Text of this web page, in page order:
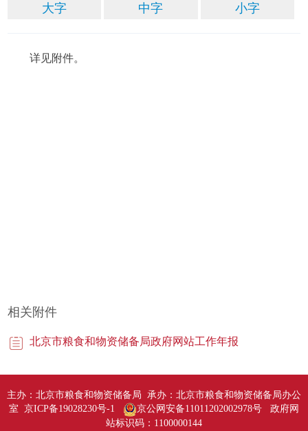
大字 中字 小字
详见附件。
相关附件
北京市粮食和物资储备局政府网站工作年报
主办：北京市粮食和物资储备局 承办：北京市粮食和物资储备局办公
室 京ICP备19028230号-1
京公网安备11011202002978号政府网
站标识码：1100000144